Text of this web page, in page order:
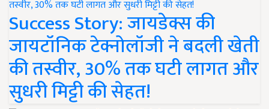
Success Story: जायडेक्स की
जायटॉनिक टेक्नोलॉजी ने बदली खेती
की तस्वीर, 30% तक घटी लागत और
सुधरी मिट्टी की सेहत!